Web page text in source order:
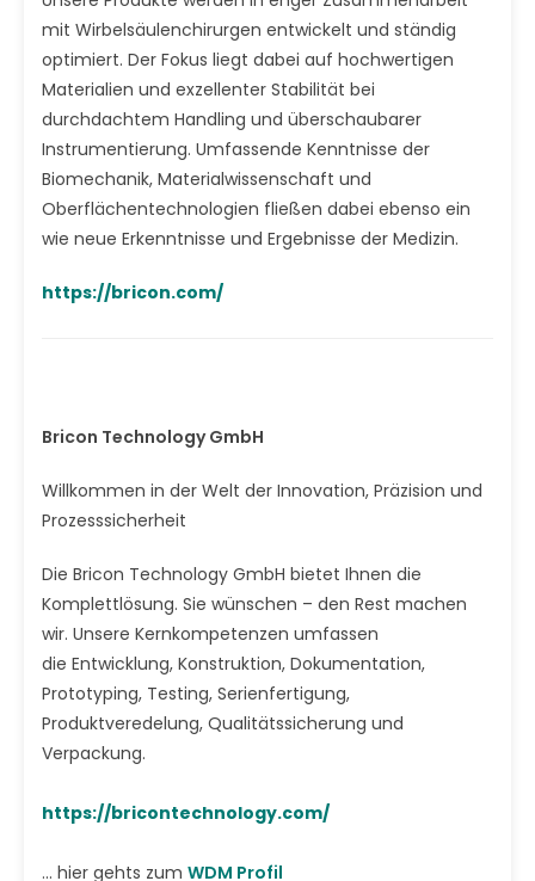
mit Wirbelsäulenchirurgen entwickelt und ständig
optimiert. Der Fokus liegt dabei auf hochwertigen
Materialien und exzellenter Stabilität bei
durchdachtem Handling und überschaubarer
Instrumentierung. Umfassende Kenntnisse der
Biomechanik, Materialwissenschaft und
Oberflächentechnologien fließen dabei ebenso ein
wie neue Erkenntnisse und Ergebnisse der Medizin.
https://bricon.com/
Bricon Technology GmbH
Willkommen in der Welt der Innovation, Präzision und
Prozesssicherheit
Die Bricon Technology GmbH bietet Ihnen die
Komplettlösung. Sie wünschen – den Rest machen
wir. Unsere Kernkompetenzen umfassen
die Entwicklung, Konstruktion, Dokumentation,
Prototyping, Testing, Serienfertigung,
Produktveredelung, Qualitätssicherung und
Verpackung.
https://bricontechnology.com/
... hier gehts zum WDM Profil